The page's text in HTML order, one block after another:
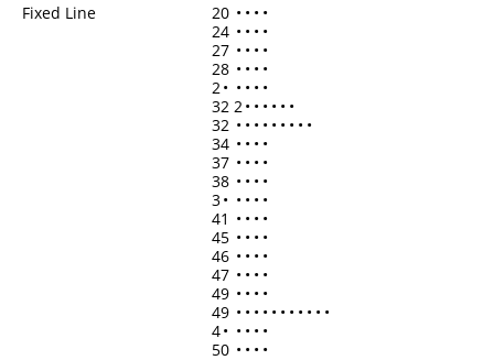
Fixed Line
20 • • • •
24 • • • •
27 • • • •
28 • • • •
2 • • • • •
32 2 • • • • • •
32 • • • • • • • • •
34 • • • •
37 • • • •
38 • • • •
3• • • • •
41 • • • •
45 • • • •
46 • • • •
47 • • • •
49 • • • •
49 • • • • • • • • • • •
4• • • • •
50 • • • •